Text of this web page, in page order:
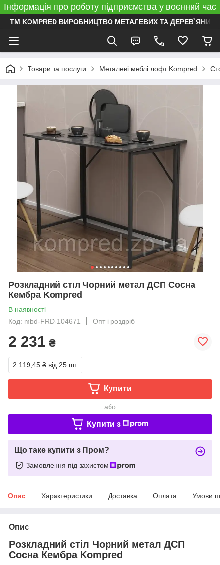
Інформація про роботу підприємства у воєнний час
ТМ KOMPRED ВИРОБНИЦТВО МЕТАЛЕВИХ ТА ДЕРЕВ`ЯНИХ
Товари та послуги Металеві меблі лофт Kompred
Розкладний стіл Чорний метал ДСП Сосна
Кембра Kompred
В наявності
Код: mbd-FRD-104671
Опт і роздріб
2 231 ₴
2 119,45 ₴ від 25 шт.
Купити
або
Купити з
Що таке купити з Пром?
Замовлення під захистом
Опис Характеристики Доставка Оплата Умови
Опис
Розкладний стіл Чорний метал ДСП
Сосна Кембра Kompred